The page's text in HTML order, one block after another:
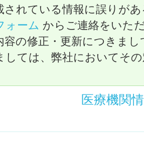
されている情報に誤りが
ォーム からご連絡をいた
容の修正・更新につきま
しては、弊社においてそ
医療機関